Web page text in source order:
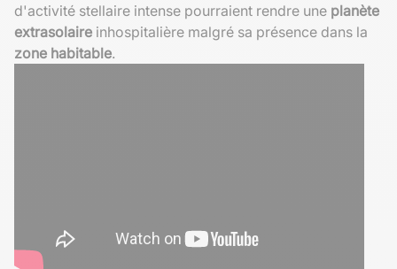
d'activité stellaire intense pourraient rendre une planète
extrasolaire inhospitalière malgré sa présence dans la
zone habitable.